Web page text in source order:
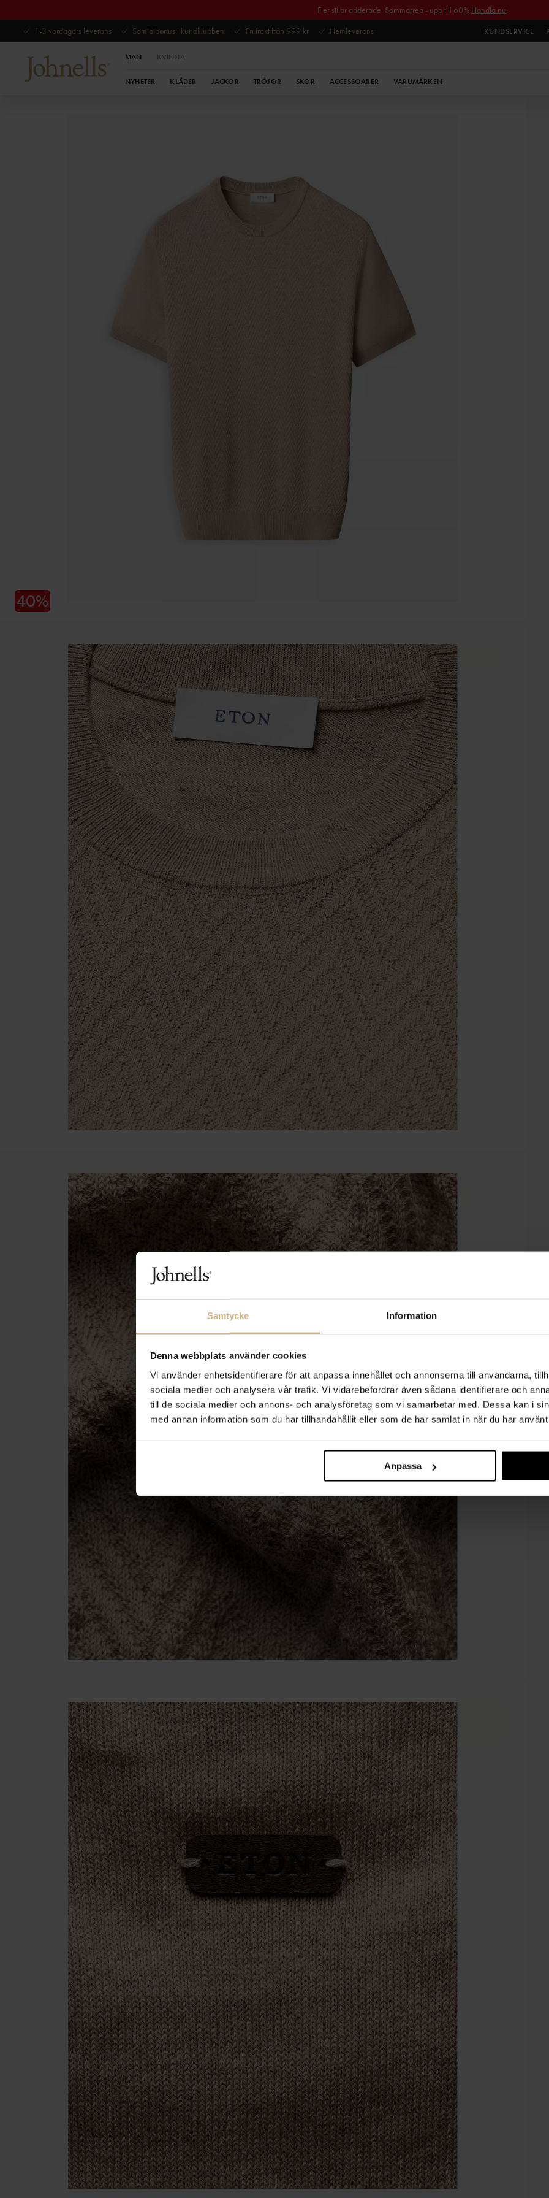
Samtycke Information
Denna webbplats använder cookies
Vi använder enhetsidentifierare för att anpassa innehållet och annonserna till användarna,
sociala medier och analysera vår trafik. Vi vidarebefordrar även sådana identifierare och
till de sociala medier och annons- och analysföretag som vi samarbetar med. Dessa kan i
med annan information som du har tillhandahållit eller som de har samlat in när du har
Anpassa
Fler stilar adderade. Sommarrea - upp till 60% Handla nu
1-3 vardagars leverans
Samla bonus i kundklubben Fri frakt från 999 kr Hemleverans KUNDSERVICE
MAN KVINNA
NYHETER KLÄDER JACKOR TRÖJOR SKOR ACCESSOARER VARUMÄRKEN